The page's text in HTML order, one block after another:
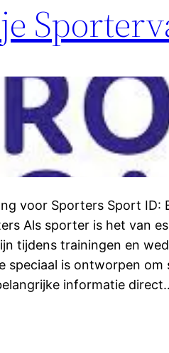
voor Sporters Sport ID:
Als sporter is het van
tijdens trainingen en
speciaal is ontworpen
informatie